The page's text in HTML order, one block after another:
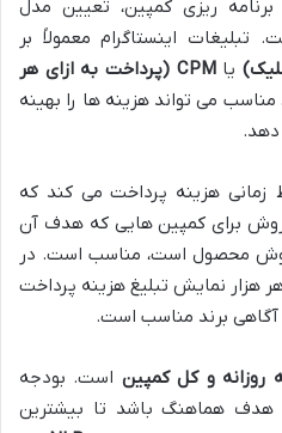
ریزی کمپین، تعیین مدل
اینستاگرام معمولاً بر
یا
CPM (پرداخت به ازای هر
می تواند هزینه ها را بهینه
دهد.
زمانی هزینه پرداخت می کند که
روش برای کمپین هایی که هدف آن
محصول است، مناسب است. در
هر هزار نمایش تبلیغ هزینه پرداخت
برند مناسب است.
روزانه و کل کمپین است. بودجه
هدف هماهنگ باشد تا بیشترین